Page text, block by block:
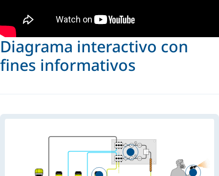
Diagrama interactivo con
fines informativos